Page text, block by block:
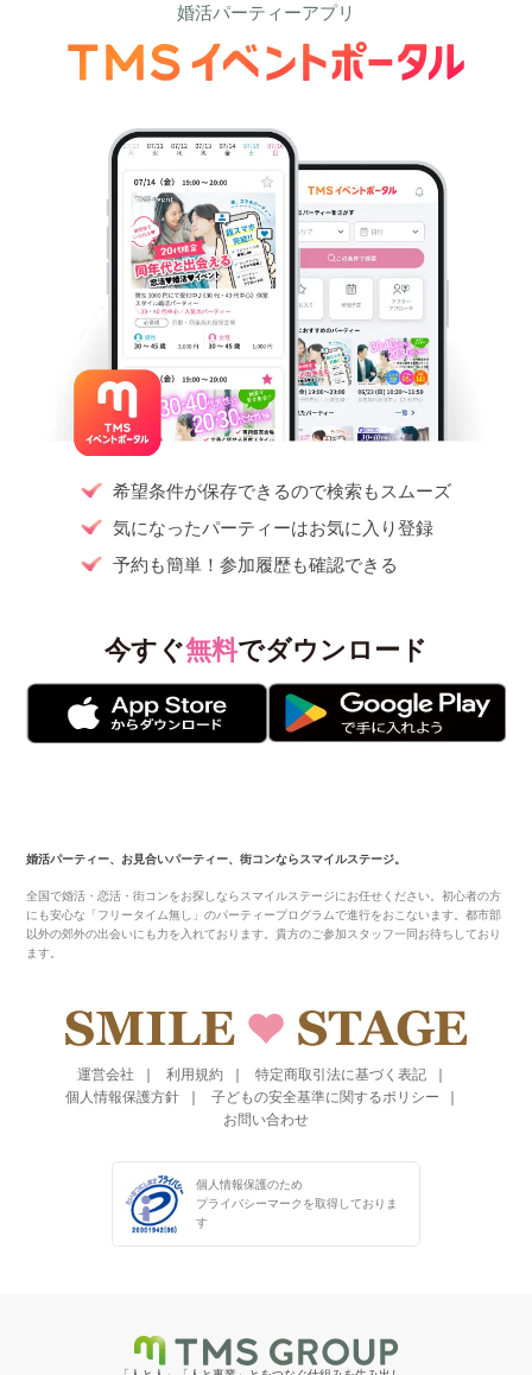
婚活パーティーアプリ
希望条件が保存できるので検索もスムーズ
気になったパーティーはお気に入り登録
予約も簡単！参加履歴も確認できる
今すぐ無料でダウンロード
婚活パーティー、お見合いパーティー、街コンならスマイルステージ。
全国で婚活・恋活・街コンをお探しならスマイルステージにお任せください。初心者の方
にも安心な「フリータイム無し」のパーティープログラムで進行をおこないます。都市部
以外の郊外の出会いにも力を入れております。貴方のご参加スタッフ一同お待ちしており
ます。
運営会社 利用規約
特定商取引法に基づく表記
個人情報保護方針
子どもの安全基準に関するポリシー
お問い合わせ
個人情報保護のため
プライバシーマークを取得しておりま
す